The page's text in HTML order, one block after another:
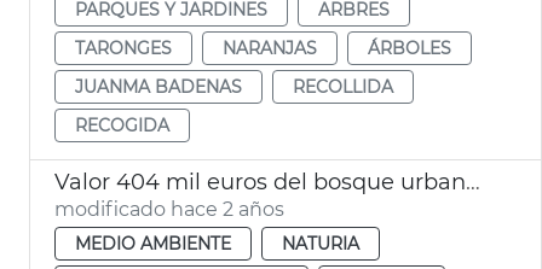
PARQUES Y JARDINES
ARBRES
TARONGES
NARANJAS
ÁRBOLES
JUANMA BADENAS
RECOLLIDA
RECOGIDA
Valor 404 mil euros del bosque urbano de València
modificado hace 2 años
MEDIO AMBIENTE
NATURIA